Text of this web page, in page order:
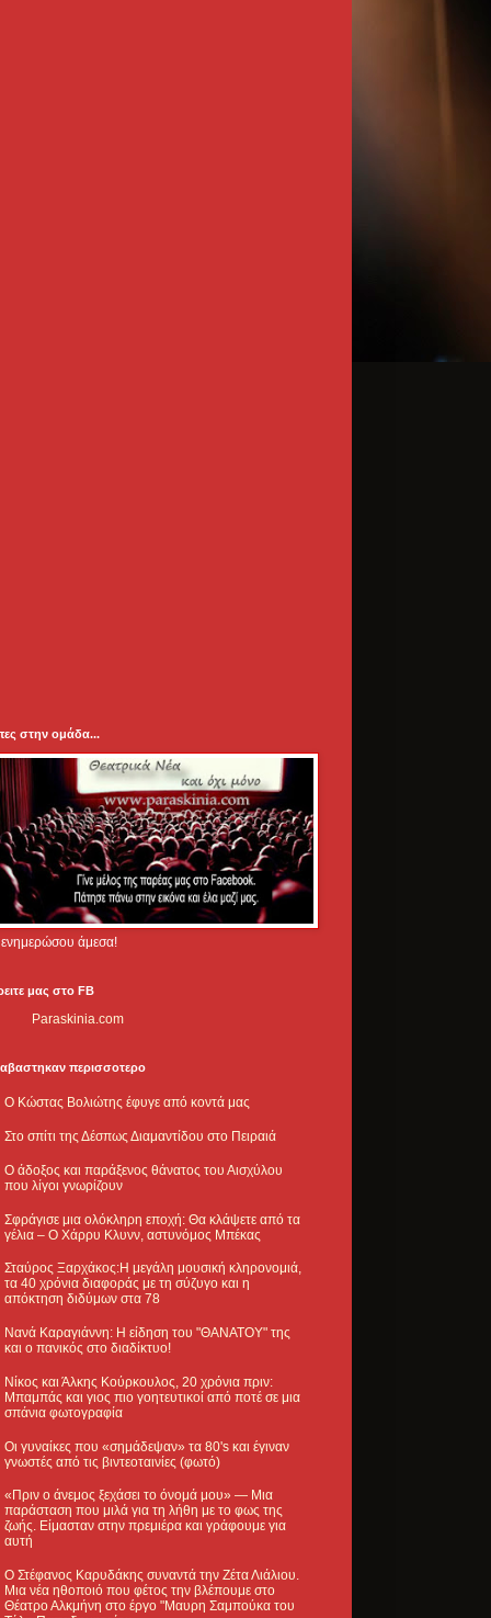
στην ομάδα...
ενημερώσου άμεσα!
μας στο FB
Paraskinia.com
περισσοτερο
Ο Κώστας Βολιώτης έφυγε από κοντά μας
Στο σπίτι της Δέσπως Διαμαντίδου στο Πειραιά
Ο άδοξος και παράξενος θάνατος του Αισχύλου
που λίγοι γνωρίζουν
Σφράγισε μια ολόκληρη εποχή: Θα κλάψετε από τα
γέλια – Ο Χάρρυ Κλυνν, αστυνόμος Μπέκας
Σταύρος Ξαρχάκος:Η μεγάλη μουσική κληρονομιά,
τα 40 χρόνια διαφοράς με τη σύζυγο και η
απόκτηση διδύμων στα 78
Νανά Καραγιάννη: Η είδηση του "ΘΑΝΑΤΟΥ" της
και ο πανικός στο διαδίκτυο!
Νίκος και Άλκης Κούρκουλος, 20 χρόνια πριν:
Μπαμπάς και γιος πιο γοητευτικοί από ποτέ σε μια
σπάνια φωτογραφία
Οι γυναίκες που «σημάδεψαν» τα 80's και έγιναν
γνωστές από τις βιντεοταινίες (φωτό)
«Πριν ο άνεμος ξεχάσει το όνομά μου» — Μια
παράσταση που μιλά για τη λήθη με το φως της
ζωής. Είμασταν στην πρεμιέρα και γράφουμε για
αυτή
Ο Στέφανος Καρυδάκης συναντά την Ζέτα Λιάλιου.
Μια νέα ηθοποιό που φέτος την βλέπουμε στο
Θέατρο Αλκμήνη στο έργο "Μαυρη Σαμπούκα του